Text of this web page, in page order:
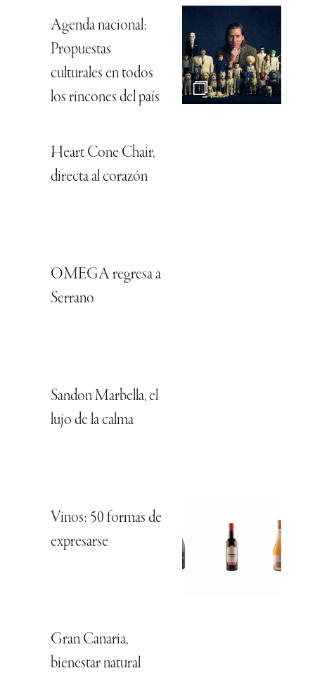
Agenda nacional:
Propuestas
culturales en todos
los rincones del país
Heart Cone Chair,
directa al corazón
OMEGA regresa a
Serrano
Sandon Marbella, el
lujo de la calma
Vinos: 50 formas de
expresarse
Gran Canaria,
bienestar natural